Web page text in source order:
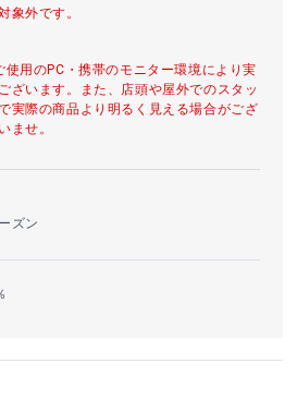
象外です。
用のPC・携帯のモニター環境により実
ざいます。また、店頭や屋外でのスタッ
実際の商品より明るく見える場合がござ
ませ。
ズン